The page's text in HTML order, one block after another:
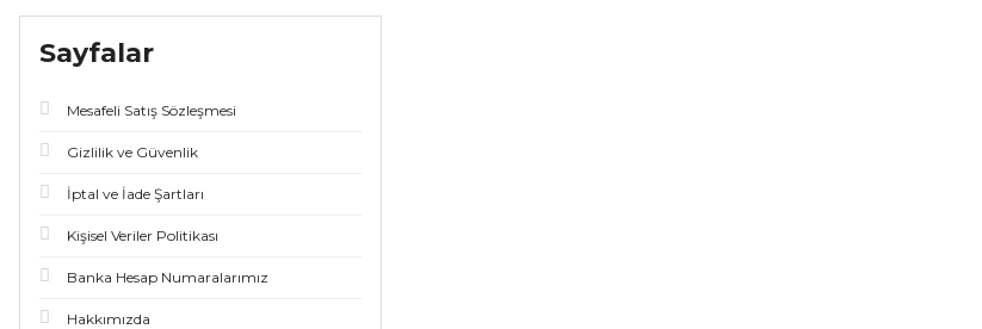
Sayfalar
Mesafeli Satış Sözleşmesi
Gizlilik ve Güvenlik
İptal ve İade Şartları
Kişisel Veriler Politikası
Banka Hesap Numaralarımız
Hakkımızda